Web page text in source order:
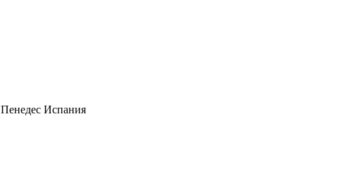
Пенедес Испания